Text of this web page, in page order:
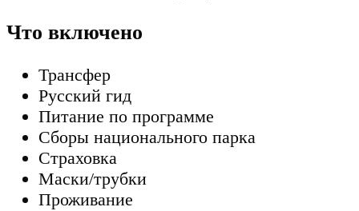
Что включено
Трансфер
Русский гид
Питание по программе
Сборы национального парка
Страховка
Маски/трубки
Проживание